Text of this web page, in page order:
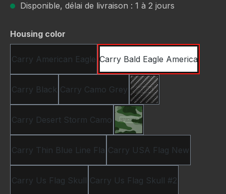
Disponible, délai de livraison : 1 à 2 jours
Sélectionnez
Housing color
Carry American Eagle Carry Bald Eagle America
Carry Black Carry Camo Grey
Carry Carbon Fiber
Carry Desert Storm Camo
Carry Green Hunting
Carry Thin Blue Line Fla Carry USA Flag New
Carry Us Flag Skull Carry Us Flag Skull #2